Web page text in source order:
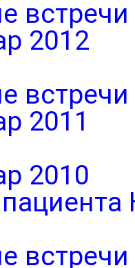
2012
2011
2010